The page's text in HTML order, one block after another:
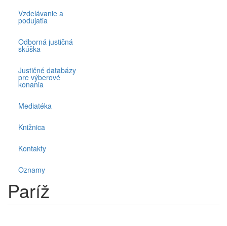
Vzdelávanie a
podujatia
Odborná justičná
skúška
Justičné databázy
pre výberové
konania
Mediatéka
Knižnica
Kontakty
Oznamy
Paríž